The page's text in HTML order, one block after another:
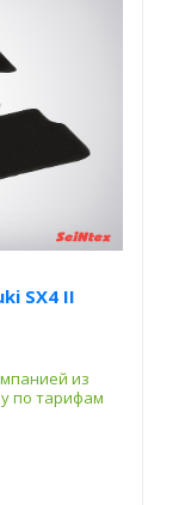
SX4 II
из
по тарифам